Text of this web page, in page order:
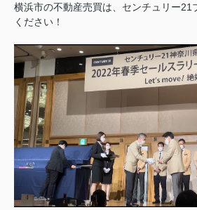
横浜市の不動産売買は、センチュリー21
ください！